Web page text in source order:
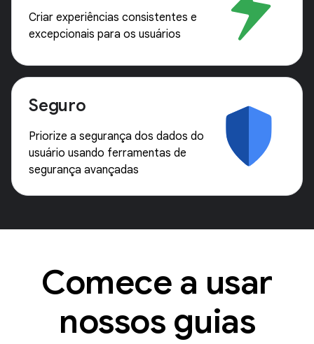
Criar experiências consistentes e
excepcionais para os usuários
Seguro
Priorize a segurança dos dados do
usuário usando ferramentas de
segurança avançadas
Comece a usar
nossos guias